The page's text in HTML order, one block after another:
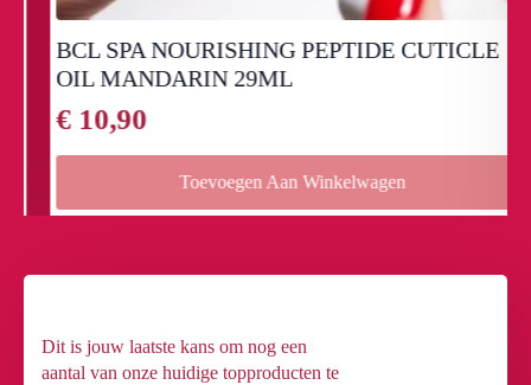
BCL SPA NOURISHING PEPTIDE CUTICLE
OIL MANDARIN 29ML
10,90
Toevoegen Aan Winkelwagen
Dit is jouw laatste kans om nog een
aantal van onze huidige topproducten te